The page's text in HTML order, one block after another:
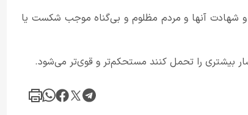
و شهادت آنها و مردم مظلوم و بی‌گناه موجب شکست یا
بیشتری را تحمل کنند مستحکم‌تر و قوی‌تر می‌شود.